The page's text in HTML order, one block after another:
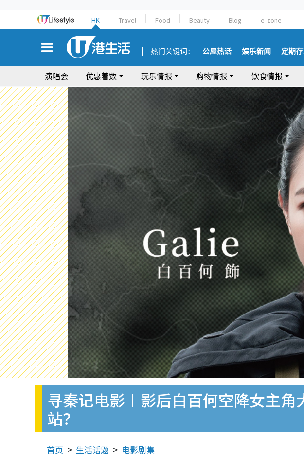
HK Travel Food Beauty Blog e-zone
热门关键词： 公屋热话 娱乐新闻 定期
演唱会 优惠着数 玩乐情报 购物情报 饮食情报
寻秦记电影︱影后白百何空降女主
站？
首页 生活话题 电影剧集